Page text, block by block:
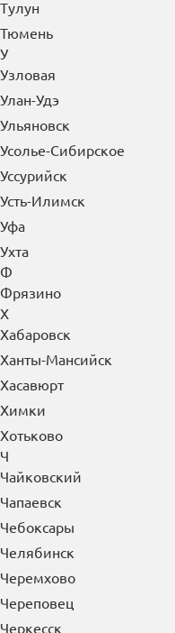
Тула
Тулун
Тюмень
У
Узловая
Улан-Удэ
Ульяновск
Усолье-Сибирское
Уссурийск
Усть-Илимск
Уфа
Ухта
Ф
Фрязино
Х
Хабаровск
Ханты-Мансийск
Хасавюрт
Химки
Хотьково
Ч
Чайковский
Чапаевск
Чебоксары
Челябинск
Черемхово